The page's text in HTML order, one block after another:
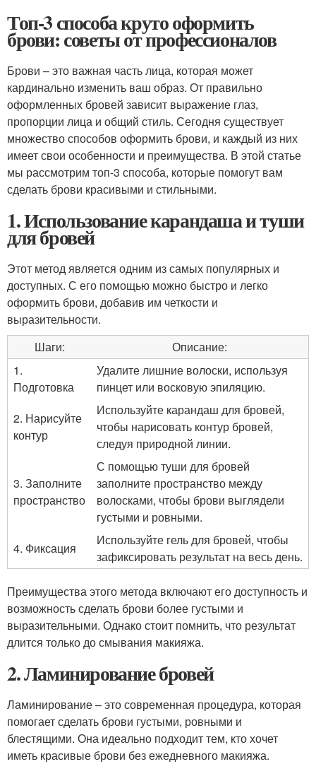
Топ-3 способа круто оформить
брови: советы от профессионалов
Брови – это важная часть лица, которая может
кардинально изменить ваш образ. От правильно
оформленных бровей зависит выражение глаз,
пропорции лица и общий стиль. Сегодня существует
множество способов оформить брови, и каждый из них
имеет свои особенности и преимущества. В этой статье
мы рассмотрим топ-3 способа, которые помогут вам
сделать брови красивыми и стильными.
1. Использование карандаша и туши
для бровей
Этот метод является одним из самых популярных и
доступных. С его помощью можно быстро и легко
оформить брови, добавив им четкости и
выразительности.
Шаги:
Описание:
1.
Подготовка
Удалите лишние волоски, используя
пинцет или восковую эпиляцию.
2. Нарисуйте
контур
Используйте карандаш для бровей,
чтобы нарисовать контур бровей,
следуя природной линии.
3. Заполните
пространство
С помощью туши для бровей
заполните пространство между
волосками, чтобы брови выглядели
густыми и ровными.
4. Фиксация
Используйте гель для бровей, чтобы
зафиксировать результат на весь день.
Преимущества этого метода включают его доступность и
возможность сделать брови более густыми и
выразительными. Однако стоит помнить, что результат
длится только до смывания макияжа.
2. Ламинирование бровей
Ламинирование – это современная процедура, которая
помогает сделать брови густыми, ровными и
блестящими. Она идеально подходит тем, кто хочет
иметь красивые брови без ежедневного макияжа.